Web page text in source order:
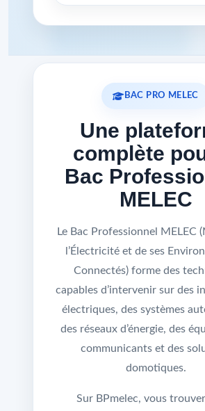
BAC PRO MELEC
Une
complète
Bac
MELEC
Le Bac Professionnel MELEC
l’Électricité et de ses
Connectés) forme des
capables d’intervenir sur des
électriques, des systèmes
des réseaux d’énergie, des
communicants et des
domotiques.
Sur BPmelec, vous